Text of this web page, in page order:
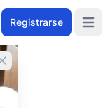
Registrarse
Cerrar banner